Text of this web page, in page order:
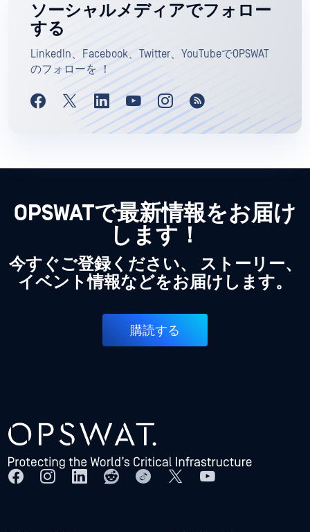
ソーシャルメディアでフォロー
する
LinkedIn、Facebook、Twitter、YouTubeでOPSWAT
のフォローを ！
OPSWATで最新情報をお届け
します！
今すぐご登録ください、 ストーリー、
イベント情報などをお届けします。
購読する